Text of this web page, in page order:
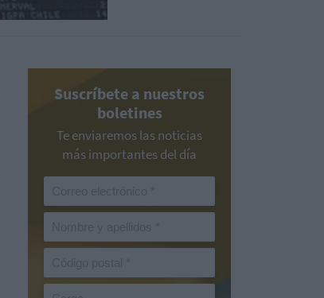
Suscríbete a nuestros
boletines
Te enviaremos las noticias
más importantes del día